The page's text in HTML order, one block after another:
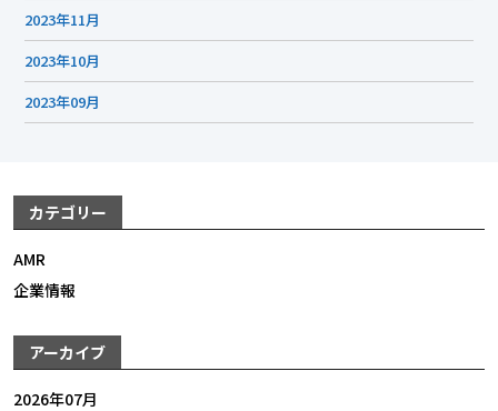
2023年11月
2023年10月
2023年09月
カテゴリー
AMR
企業情報
アーカイブ
2026年07月